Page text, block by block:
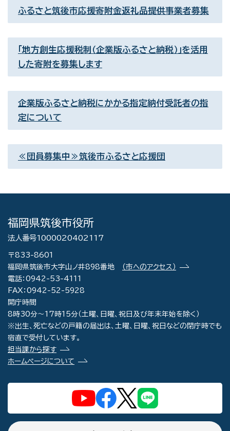
ふるさと筑後市応援寄附金返礼品提供事業者募集
「地方創生応援税制（企業版ふるさと納税）」を活用
した寄附を募集します
企業版ふるさと納税にかかる指定納付受託者の指
定について
≪団員募集中≫筑後市ふるさと応援団
福岡県筑後市役所
法人番号1000020402117
〒833-8601
福岡県筑後市大字山ノ井898番地
（市へのアクセス）
電話：0942-53-4111
FAX：0942-52-5928
開庁時間
8時30分～17時15分（土曜、日曜、祝日及び年末年始を除く）
※出生、死亡などの戸籍の届出は、土曜、日曜、祝日などの閉庁時でも
宿直で受付しています。
担当課から探す
ホームページについて